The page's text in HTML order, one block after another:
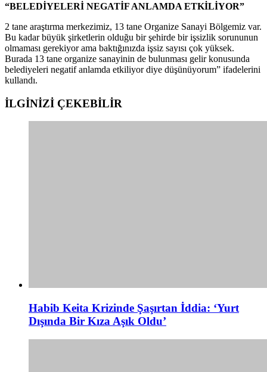
“BELEDİYELERİ NEGATİF ANLAMDA ETKİLİYOR”
2 tane araştırma merkezimiz, 13 tane Organize Sanayi Bölgemiz var.
Bu kadar büyük şirketlerin olduğu bir şehirde bir işsizlik sorununun
olmaması gerekiyor ama baktığınızda işsiz sayısı çok yüksek.
Burada 13 tane organize sanayinin de bulunması gelir konusunda
belediyeleri negatif anlamda etkiliyor diye düşünüyorum” ifadelerini
kullandı.
İLGİNİZİ ÇEKEBİLİR
Habib Keita Krizinde Şaşırtan İddia: ‘Yurt
Dışında Bir Kıza Aşık Oldu’